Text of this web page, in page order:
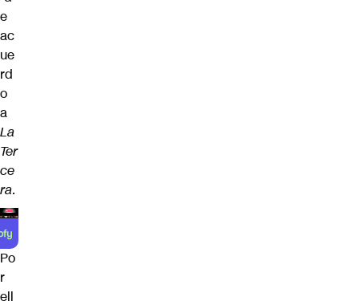
e
ac
ue
rd
o
a
La
Ter
ce
ra.
Po
r
ell